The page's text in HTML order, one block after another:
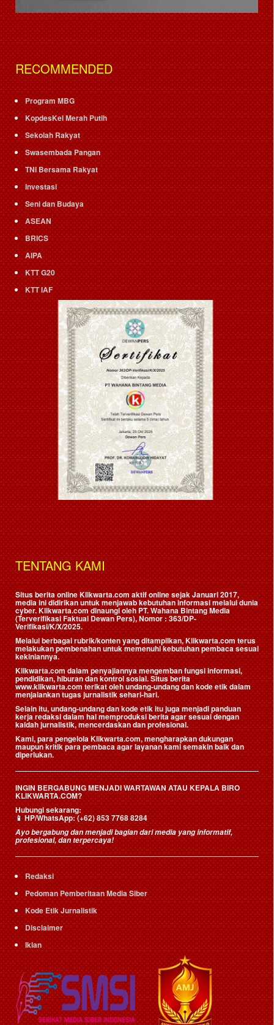
RECOMMENDED
Program MBG
KopdesKel Merah Putih
Sekolah Rakyat
Swasembada Pangan
TNI Bersama Rakyat
Investasi
Seni dan Budaya
ASEAN
BRICS
AIPA
KTT G20
KTT IAF
TENTANG KAMI
Situs berita online Klikwarta.com aktif online sejak Januari 2017,
media ini didirikan untuk menjawab kebutuhan informasi melalui dunia
cyber. Klikwarta.com dinaungi oleh PT. Wahana Bintang Media
(Terverifikasi Faktual Dewan Pers), Nomor : 363/DP-
Verifikasi/K/X/2025.
Melalui berbagai rubrik/konten yang ditampilkan, Klikwarta.com terus
melakukan pembenahan untuk memenuhi kebutuhan pembaca sesuai
kekiniannya.
Klikwarta.com dalam penyajiannya mengemban fungsi informasi,
pendidikan, hiburan dan kontrol sosial. Situs berita
www.klikwarta.com terikat oleh undang-undang dan kode etik dalam
menjalankan tugas jurnalistik sehari-hari.
Selain itu, undang-undang dan kode etik itu juga menjadi panduan
kerja redaksi dalam hal memproduksi berita agar sesuai dengan
kaidah jurnalistik, mencerdaskan dan profesional.
Kami, para pengelola Klikwarta.com, mengharapkan dukungan
maupun kritik para pembaca agar layanan kami semakin baik dan
diperlukan.
INGIN BERGABUNG MENJADI WARTAWAN ATAU KEPALA BIRO
KLIKWARTA.COM?
Hubungi sekarang:
📱HP/WhatsApp:(+62) 853 7768 8284
Ayo bergabung dan menjadi bagian dari media yang informatif,
profesional, dan terpercaya!
Redaksi
Pedoman Pemberitaan Media Siber
Kode Etik Jurnalistik
Disclaimer
Iklan